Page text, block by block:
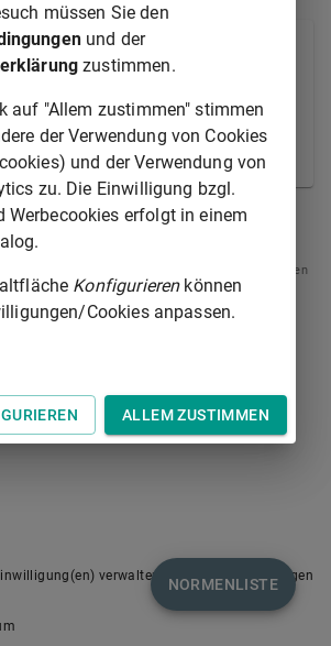
eines auf Herabsetzung
steht bei der
§ 818 Abs. 4 des Bürgerlichen
Rechtshängigkeit einer Klage auf
geleisteten Beträge gleich.
§ 242
Bildschirm links oder rechts zur Navigation zwischen
Normen.
NORMENLISTE
verwalten Nutzungsbedingungen
müssen Sie den
und der
zustimmen.
auf "Allem zustimmen" stimmen
der Verwendung von Cookies
und der Verwendung von
zu. Die Einwilligung bzgl.
Werbecookies erfolgt in einem
Konfigurierenkönnen
Cookies anpassen.
ALLEM ZUSTIMMEN